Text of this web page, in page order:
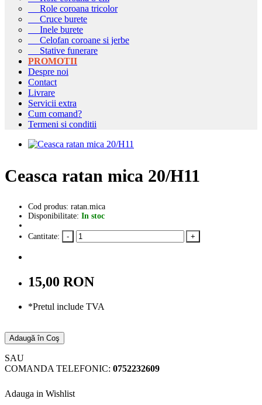
Role coroana tricolor
Cruce burete
Inele burete
Celofan coroane si jerbe
Stative funerare
PROMOTII
Despre noi
Contact
Livrare
Servicii extra
Cum comand?
Termeni si conditii
Ceasca ratan mica 20/H11
Cod produs: ratan.mica
Disponibilitate: In stoc
Cantitate:
15,00 RON
*Pretul include TVA
Adaugă în Coş
SAU
COMANDA TELEFONIC: 0752232609
Adauga in Wishlist